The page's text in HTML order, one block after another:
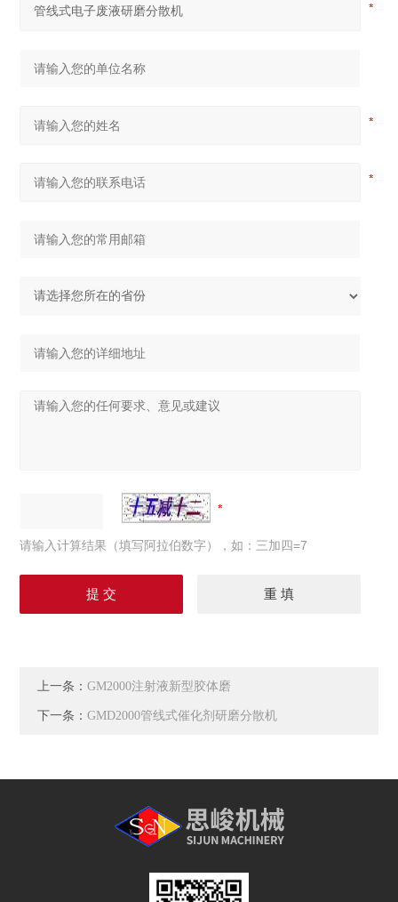
请输入计算结果（填写阿拉伯数字），如：三加四=7
上一条：GM2000注射液新型胶体磨
下一条：GMD2000管线式催化剂研磨分散机